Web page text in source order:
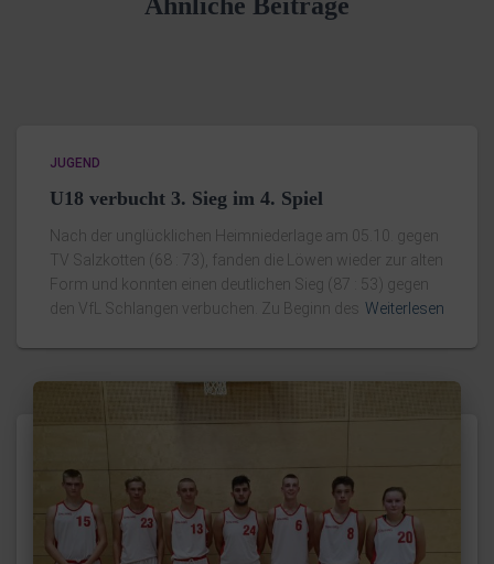
JUGEND
U18 verbucht 3. Sieg im 4. Spiel
Nach der unglücklichen Heimniederlage am 05.10. gegen
TV Salzkotten (68 : 73), fanden die Löwen wieder zur alten
Form und konnten einen deutlichen Sieg (87 : 53) gegen
den VfL Schlangen verbuchen. Zu Beginn des Weiterlesen